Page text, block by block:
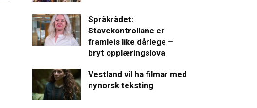
Språkrådet:
Stavekontrollane er
framleis like dårlege –
bryt opplæringslova
Vestland vil ha filmar med
nynorsk teksting